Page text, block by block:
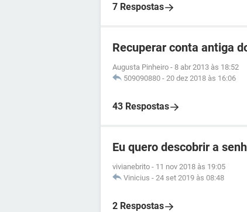
7 Respostas
Recuperar conta antiga
Augusta Pinheiro - 8 abr 2013 às 18:52
509090880 - 20 dez 2018 às 16:06
43 Respostas
Eu quero descobrir a
vivianebrito - 11 nov 2018 às 19:05
Vinicius - 24 set 2019 às 08:48
2 Respostas